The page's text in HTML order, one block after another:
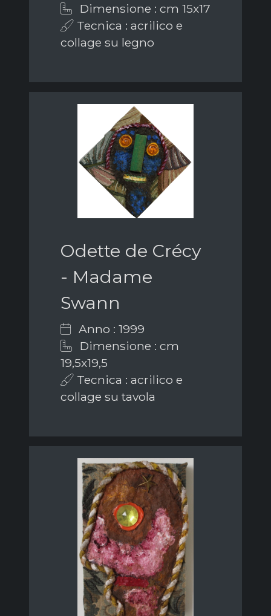
Dimensione : cm 15x17
Tecnica : acrilico e
collage su legno
Odette de Crécy
- Madame
Swann
Anno : 1999
Dimensione : cm
19,5x19,5
Tecnica : acrilico e
collage su tavola